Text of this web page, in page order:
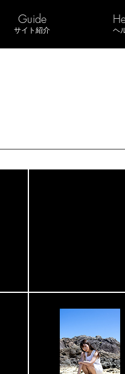
Guide
サイト紹介 ヘ